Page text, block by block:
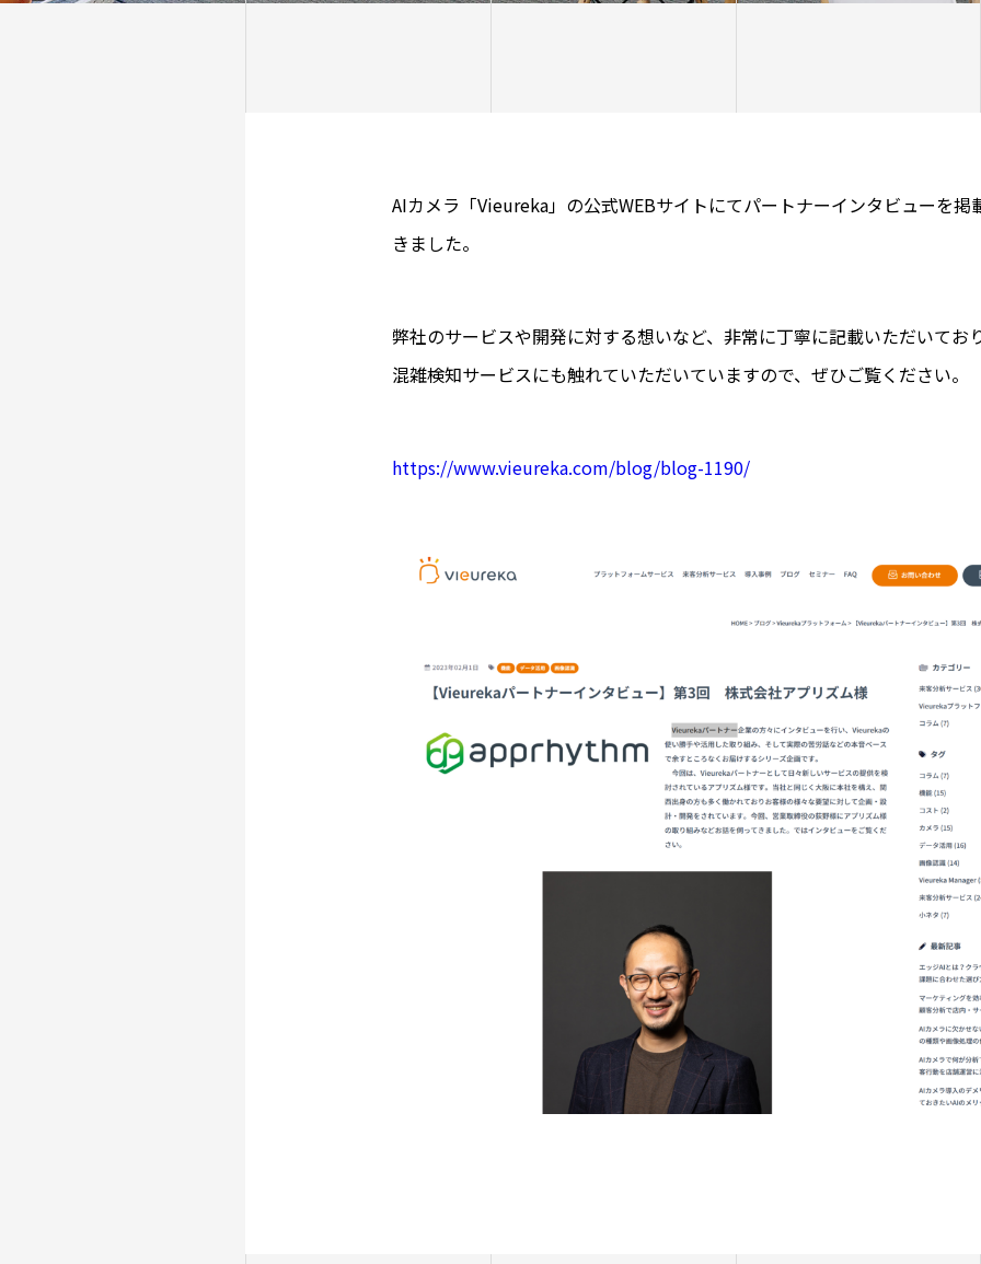
AIカメラ「Vieureka」の公式WEBサイトにてパートナーインタビューを掲
きました。
弊社のサービスや開発に対する想いなど、非常に丁寧に記載いただいてお
混雑検知サービスにも触れていただいていますので、ぜひご覧ください。
https://www.vieureka.com/blog/blog-1190/